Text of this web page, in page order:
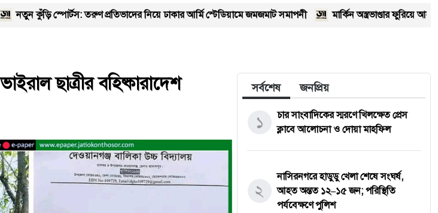
তরুণ প্রতিভাদের নিয়ে ঢাকার আর্মি স্টেডিয়ামে জমজমাট সমাপনী মার্কিন অস্ত্রভাণ্ডার ফুরিয়ে আসছে? ট্রাম্পের কড়া
ছাত্রীর বহিষ্কারাদেশ
সর্বশেষ জনপ্রিয়
১
চার সাংবাদিকের স্মরণে খিলক্ষেত প্রেস
ক্লাবে আলোচনা ও দোয়া মাহফিল
২
নাসিরনগরে হাডুডু খেলা শেষে সংঘর্ষ,
আহত অন্তত ১২–১৫ জন; পরিস্থিতি
পর্যবেক্ষণে পুলিশ